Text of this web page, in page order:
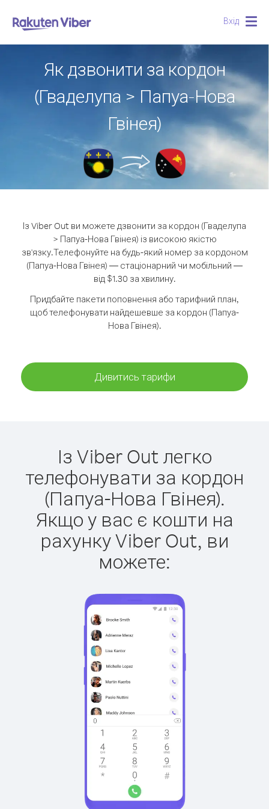
Вхід
Як дзвонити за кордон
(Гваделупа > Папуа-Нова
Гвінея)
Із Viber Out ви можете дзвонити за кордон (Гваделупа
> Папуа-Нова Гвінея) із високою якістю
зв'язку.Телефонуйте на будь-який номер за кордоном
(Папуа-Нова Гвінея) — стаціонарний чи мобільний —
від $1.30 за хвилину.
Придбайте пакети поповнення або тарифний план,
щоб телефонувати найдешевше за кордон (Папуа-
Нова Гвінея).
Дивитись тарифи
Із Viber Out легко
телефонувати за кордон
(Папуа-Нова Гвінея).
Якщо у вас є кошти на
рахунку Viber Out, ви
можете: